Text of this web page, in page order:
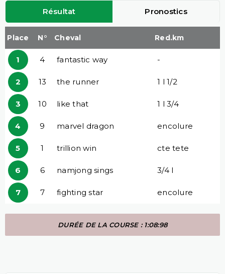
Résultat Pronostics
Place N° Cheval Red.km
1 4 fantastic way -
2 13 the runner 1 l 1/2
3 10 like that 1 l 3/4
4 9 marvel dragon encolure
5 1 trillion win cte tete
6 6 namjong sings 3/4 l
7 7 fighting star encolure
DURÉE DE LA COURSE : 1:08:98